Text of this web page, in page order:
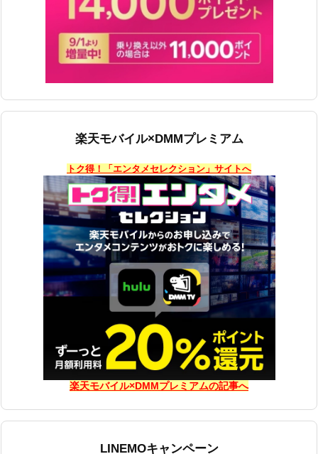
楽天モバイル×DMMプレミアム
トク得！「エンタメセレクション」サイトへ
楽天モバイル×DMMプレミアムの記事へ
LINEMOキャンペーン